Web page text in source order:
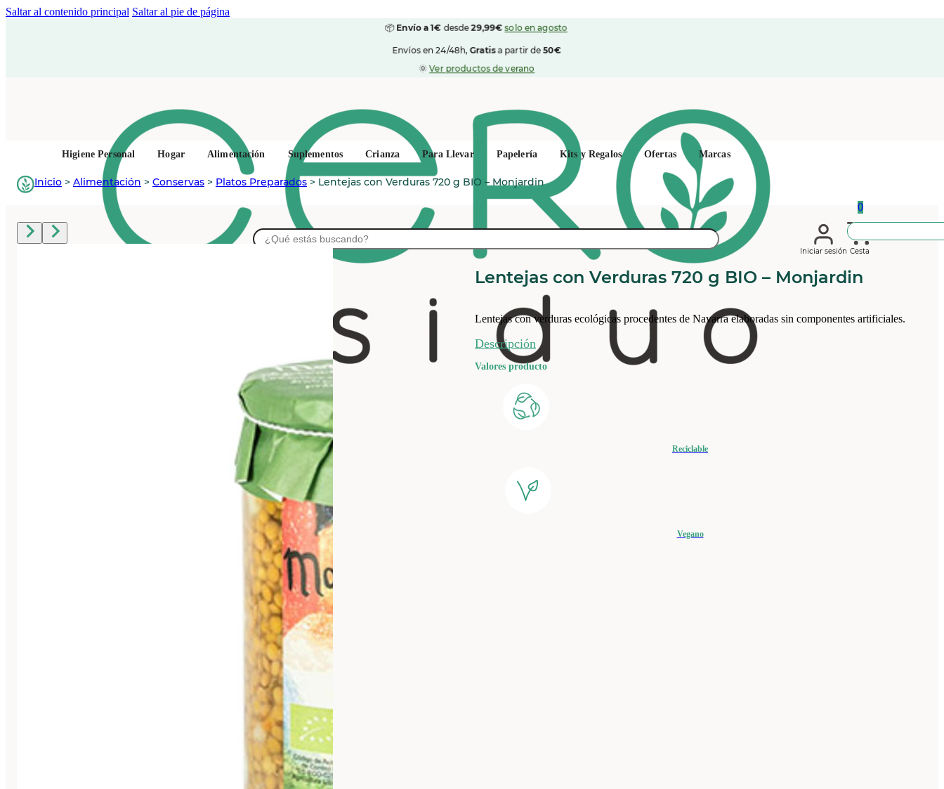
Saltar al contenido principal Saltar al pie de página
📦Envío a 1€ desde29,99€ solo en agosto
Envíos en 24/48h,Gratisa partir de50€
🌞Ver productos de verano
Buscar
Iniciar sesión
0
Cesta
Higiene Personal Hogar Alimentación Suplementos Crianza Para Llevar Papelería Kits y Regalos Ofertas Marcas
Inicio > Alimentación > Conservas > Platos Preparados > Lentejas con Verduras 720 g BIO – Monjardin
Lentejas con Verduras 720 g BIO – Monjardin
Lentejas con verduras ecológicas procedentes de Navarra elaboradas sin componentes artificiales.
Descripción
Valores producto
Reciclable
Vegano